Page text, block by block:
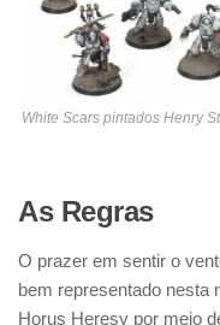
White Scars pintados Henry
As Regras
O prazer em sentir o
bem representado nesta
Horus Heresy por meio